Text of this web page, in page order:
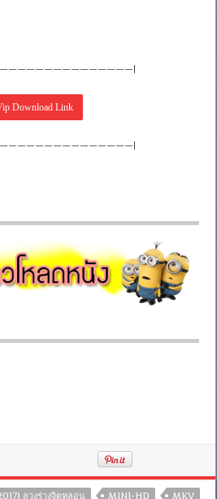
ลวงร่างจิตหลอน MINI-HD MKV